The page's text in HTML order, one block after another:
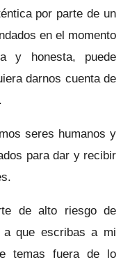
por parte de un
en el momento
y honesta, puede
darnos cuenta de
seres humanos y
para dar y recibir
de alto riesgo de
que escribas a mi
temas fuera de lo